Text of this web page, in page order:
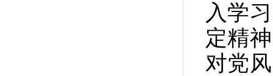
入学
定精
对党